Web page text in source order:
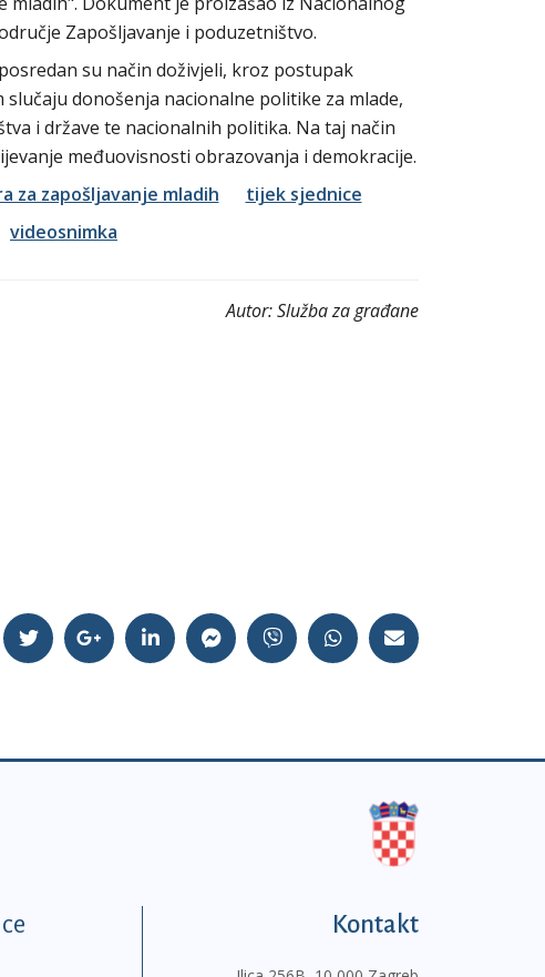
Zapošljavanje i poduzetništvo.
su način doživjeli, kroz postupak
donošenja nacionalne politike za mlade,
i države te nacionalnih politika. Na taj način
međuovisnosti obrazovanja i demokracije.
za zapošljavanje mladih
tijek sjednice
videosnimka
Autor:Služba za građane
Kontakt